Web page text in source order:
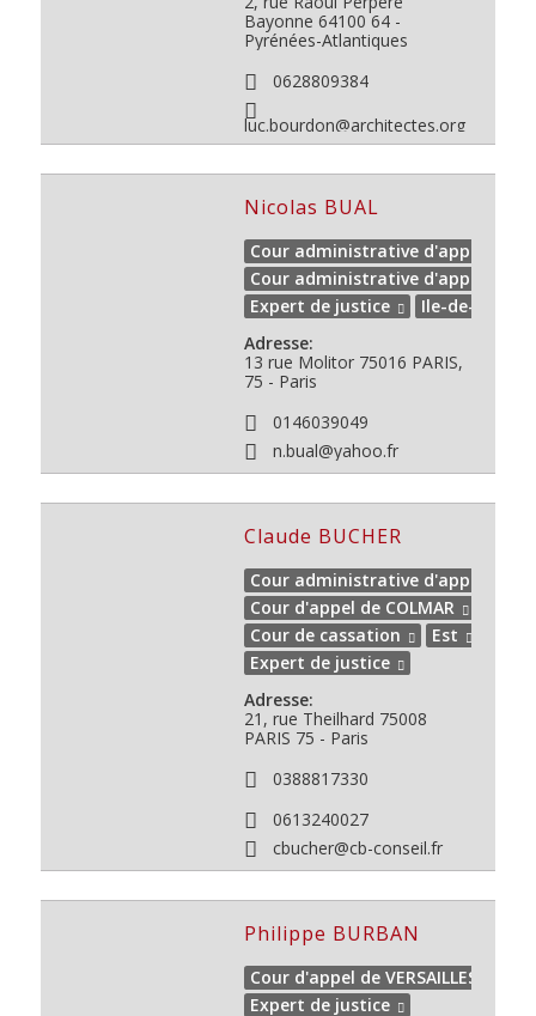
Bayonne 64100 64 -
Pyrénées-Atlantiques
0628809384
luc.bourdon@architectes.org
Nicolas BUAL
Cour administrative d'appel de
Cour administrative d'appel de
Expert de justice
Ile-de-France
Adresse:
13 rue Molitor 75016 PARIS,
75 - Paris
0146039049
n.bual@yahoo.fr
Claude BUCHER
Cour administrative d'appel de
Cour d'appel de COLMAR
Cour de cassation
Est
Expert de justice
Adresse:
21, rue Theilhard 75008
PARIS 75 - Paris
0388817330
0613240027
cbucher@cb-conseil.fr
Philippe BURBAN
Cour d'appel de VERSAILLES
Expert de justice